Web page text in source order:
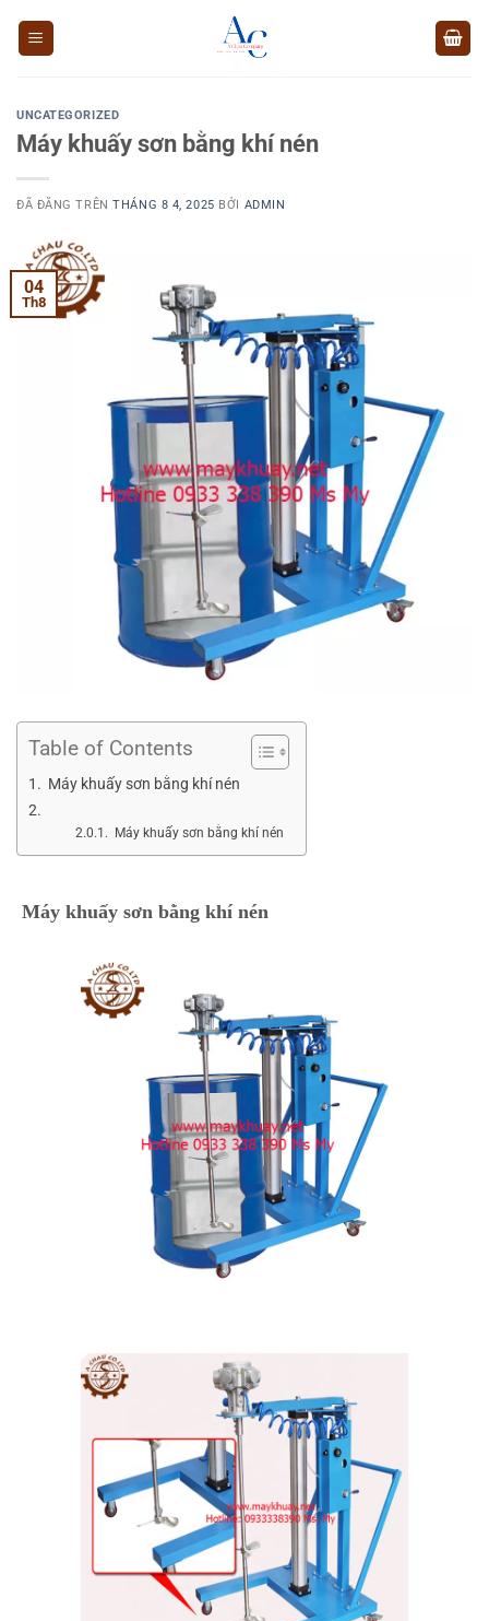
UNCATEGORIZED
Máy khuấy sơn bằng khí nén
ĐÃ ĐĂNG TRÊNTHÁNG 8 4, 2025 BỞI ADMIN
04
Th8
Table of Contents
Máy khuấy sơn bằng khí nén
Máy khuấy sơn bằng khí nén
Máy khuấy sơn bằng khí nén